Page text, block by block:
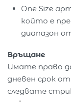
One Size
който е
диапазон
Връщане
Имате право
дневен срок
следвате